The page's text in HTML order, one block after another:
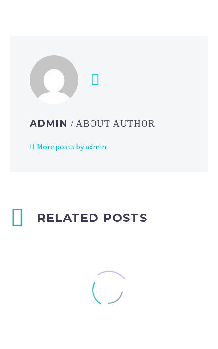
ADMIN / ABOUT AUTHOR
More posts by admin
RELATED POSTS